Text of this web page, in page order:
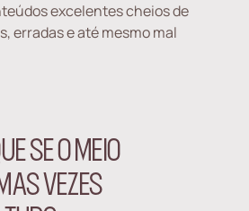
excelentes cheios de
erradas e até mesmo mal
SE O MEIO
VEZES